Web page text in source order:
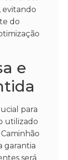
evitando
do
e
para
utilizado
garantia
será